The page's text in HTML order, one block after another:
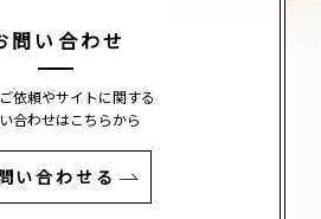
問い合わせ
依頼やサイトに関する
合わせはこちらから
問い合わせる